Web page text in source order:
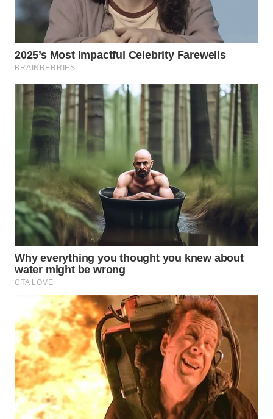
WN
LANGKAT
WN
TAPANULI
SELATAN
WN
TANJUNG
LESUNG
WN
KARO
WN
SIMALUNGUN
WN
LABUHANBATU
WN
TAPANULI
TENGAH
WN DELI